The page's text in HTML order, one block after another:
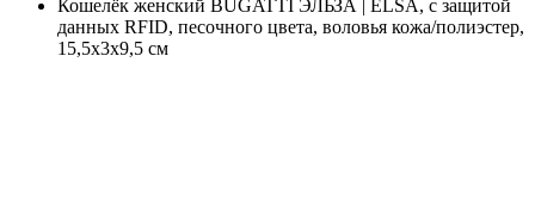
Кошелёк женский BUGATTI ЭЛЬЗА | ELSA, с защитой
данных RFID, песочного цвета, воловья кожа/полиэстер,
15,5х3х9,5 см